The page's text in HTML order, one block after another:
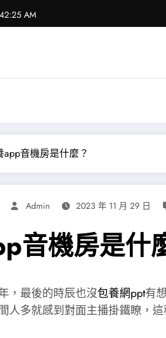
AM
app音機房是什麼？
Admin 2023 年 11 月 29 日
音機房是什
，最後的時辰也沒包養網ppt有
人多就感到對面主播掛鐵瞭，